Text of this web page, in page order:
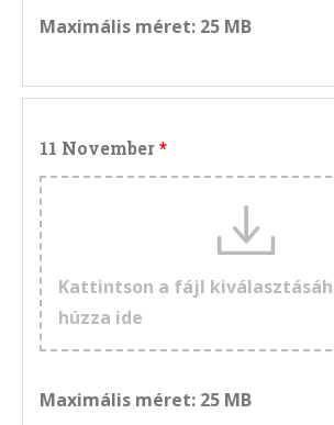
Maximális méret: 25 MB
11 November
Kattintson a fájl
húzza ide
Maximális méret: 25 MB